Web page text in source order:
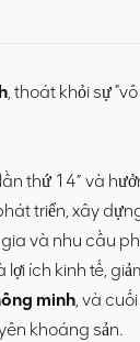
, thoát khỏi sự
thứ 14” và
triển, xây
và nhu cầu
ích kinh tế,
minh, và
khoáng sản.